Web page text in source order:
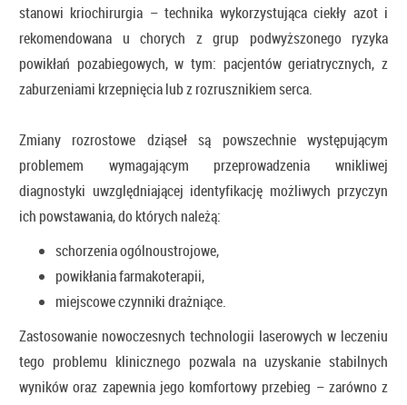
stanowi kriochirurgia – technika wykorzystująca ciekły azot i
rekomendowana u chorych z grup podwyższonego ryzyka
powikłań pozabiegowych, w tym: pacjentów geriatrycznych, z
zaburzeniami krzepnięcia lub z rozrusznikiem serca.
Zmiany rozrostowe dziąseł są powszechnie występującym
problemem wymagającym przeprowadzenia wnikliwej
diagnostyki uwzględniającej identyfikację możliwych przyczyn
ich powstawania, do których należą:
schorzenia ogólnoustrojowe,
powikłania farmakoterapii,
miejscowe czynniki drażniące.
Zastosowanie nowoczesnych technologii laserowych w leczeniu
tego problemu klinicznego pozwala na uzyskanie stabilnych
wyników oraz zapewnia jego komfortowy przebieg – zarówno z